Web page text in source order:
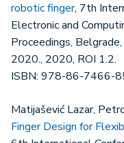
robotic finger, 7th
Electronic and
Proceedings,
2020., 2020, ROI 1.2.
ISBN: 978-86-7466-
Matijašević Lazar,
Finger Design for